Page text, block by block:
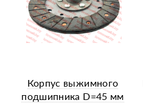
Корпус выжимного
подшипника D=45 мм